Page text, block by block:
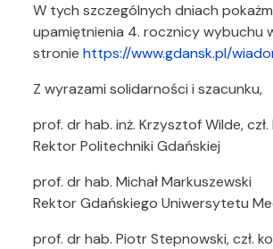
W tych szczególnych dniach
upamiętnienia 4. rocznicy wybuchu
stronie https://www.gdansk.pl/
Z wyrazami solidarności i szacunku,
prof. dr hab. inż. Krzysztof Wilde, czł.
Rektor Politechniki Gdańskiej
prof. dr hab. Michał Markuszewski
Rektor Gdańskiego Uniwersytetu
prof. dr hab. Piotr Stepnowski, czł.